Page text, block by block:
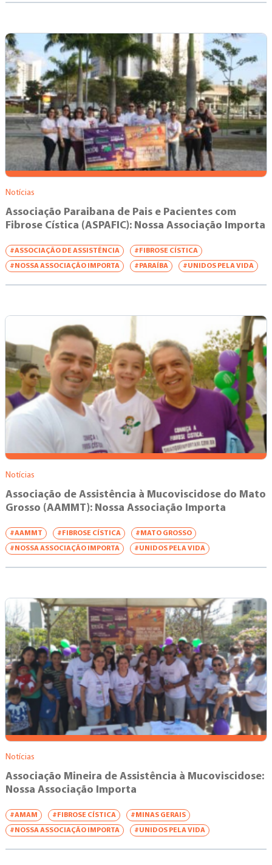
Notícias
Associação Paraibana de Pais e Pacientes com
Fibrose Cística (ASPAFIC): Nossa Associação Importa
#ASSOCIAÇÃO DE ASSISTÊNCIA #FIBROSE CÍSTICA
#NOSSA ASSOCIAÇÃO IMPORTA #PARAÍBA #UNIDOS PELA VIDA
Notícias
Associação de Assistência à Mucoviscidose do Mato
Grosso (AAMMT): Nossa Associação Importa
#AAMMT #FIBROSE CÍSTICA #MATO GROSSO
#NOSSA ASSOCIAÇÃO IMPORTA #UNIDOS PELA VIDA
Notícias
Associação Mineira de Assistência à Mucoviscidose:
Nossa Associação Importa
#AMAM #FIBROSE CÍSTICA #MINAS GERAIS
#NOSSA ASSOCIAÇÃO IMPORTA #UNIDOS PELA VIDA